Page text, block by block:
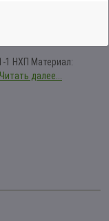
1 НХП Материал:
Читать далее...